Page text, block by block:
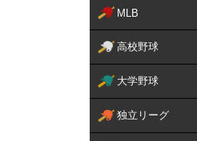
MLB
高校野球
大学野球
独立リーグ